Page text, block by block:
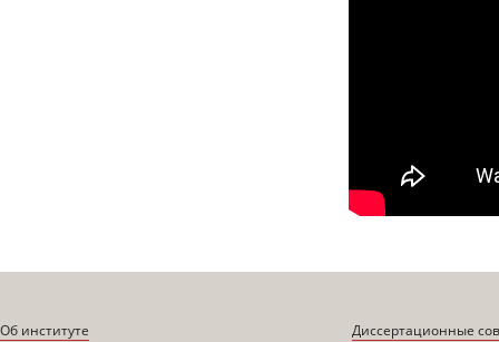
Об институте
Диссертационные